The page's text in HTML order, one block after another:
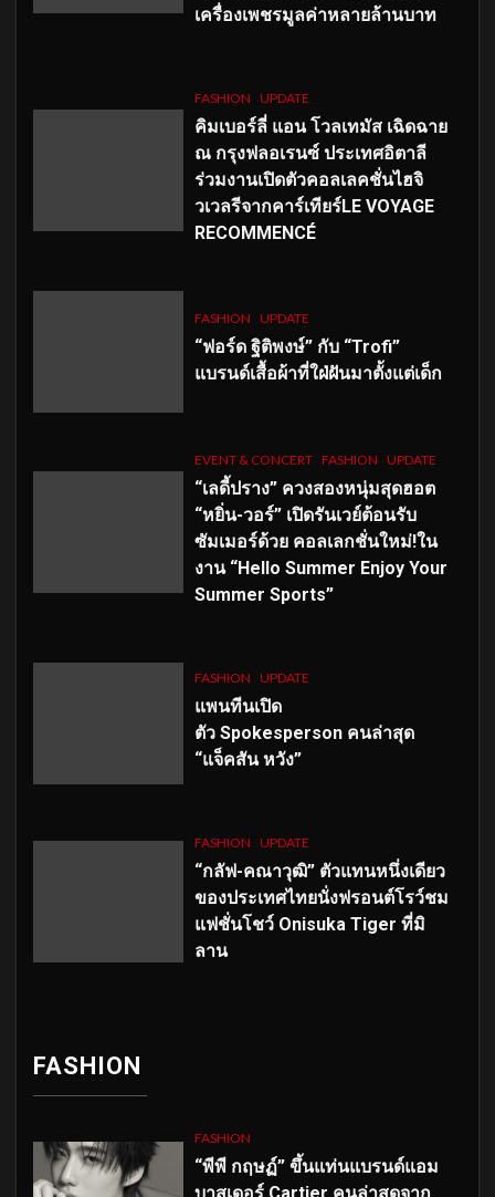
เครื่องเพชรมูลค่าหลายล้านบาท
FASHION UPDATE
คิมเบอร์ลี่ แอน โวลเทมัส เฉิดฉาย
ณ กรุงฟลอเรนซ์ ประเทศอิตาลี
ร่วมงานเปิดตัวคอลเลคชั่นไฮจิ
วเวลรีจากคาร์เทียร์LE VOYAGE
RECOMMENCÉ
FASHION UPDATE
“ฟอร์ด ฐิติพงษ์” กับ “Trofi”
แบรนด์เสื้อผ้าที่ใฝ่ฝันมาตั้งแต่เด็ก
EVENT & CONCERT FASHION UPDATE
“เลดี้ปราง” ควงสองหนุ่มสุดฮอต
“หยิ่น-วอร์” เปิดรันเวย์ต้อนรับ
ซัมเมอร์ด้วย คอลเลกชั่นใหม่!ใน
งาน “Hello Summer Enjoy Your
Summer Sports”
FASHION UPDATE
แพนทีนเปิด
ตัว Spokesperson คนล่าสุด
“แจ็คสัน หวัง”
FASHION UPDATE
“กลัฟ-คณาวุฒิ” ตัวแทนหนึ่งเดียว
ของประเทศไทยนั่งฟรอนต์โรว์ชม
แฟชั่นโชว์ Onisuka Tiger ที่มิ
ลาน
FASHION
FASHION
“พีพี กฤษฏ์” ขึ้นแท่นแบรนด์แอม
บาสเดอร์ Cartier คนล่าสุดจาก